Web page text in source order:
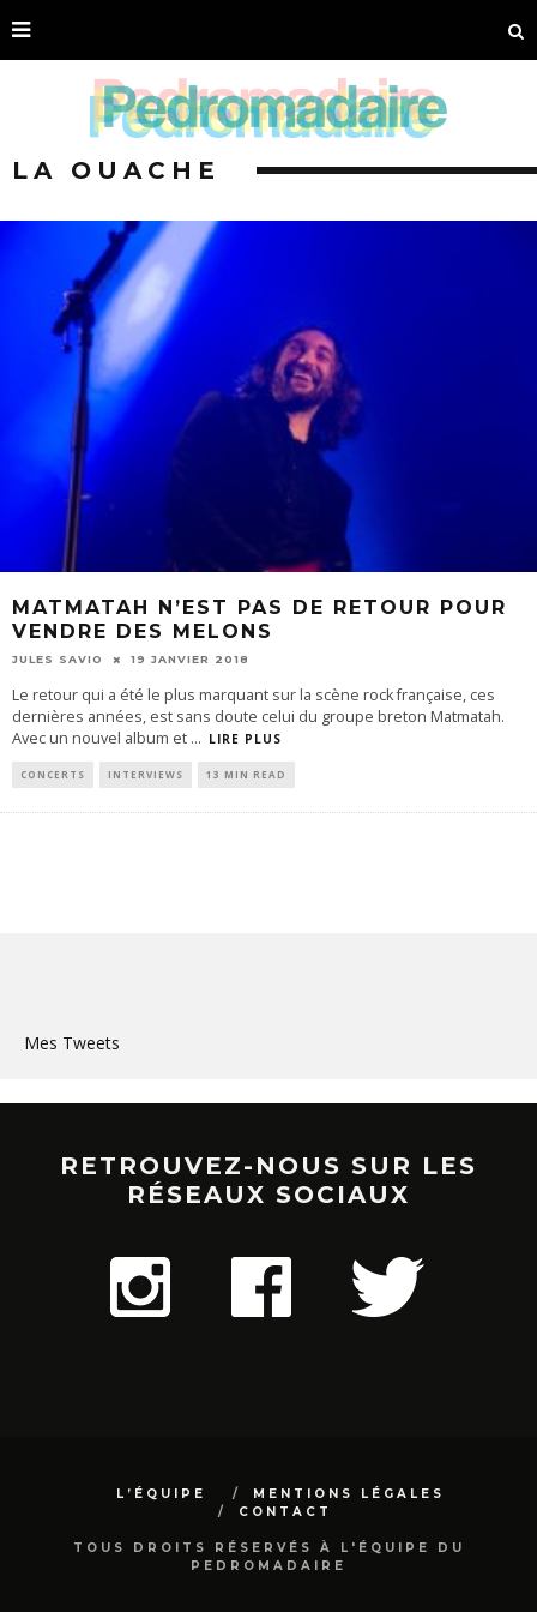
LA OUACHE
MATMATAH N’EST PAS DE RETOUR POUR
VENDRE DES MELONS
JULES SAVIO 19 JANVIER 2018
Le retour qui a été le plus marquant sur la scène rock française, ces
dernières années, est sans doute celui du groupe breton Matmatah.
Avec un nouvel album et ... LIRE PLUS
CONCERTS INTERVIEWS 13 MIN READ
Mes Tweets
RETROUVEZ-NOUS SUR LES
RÉSEAUX SOCIAUX
L’ÉQUIPE
MENTIONS LÉGALES
CONTACT
TOUS DROITS RÉSERVÉS À L'ÉQUIPE DU
PEDROMADAIRE